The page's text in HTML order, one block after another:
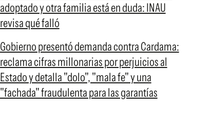
adoptado y otra familia está en duda: INAU
revisa qué falló
Gobierno presentó demanda contra Cardama:
reclama cifras millonarias por perjuicios al
Estado y detalla "dolo", "mala fe" y una
"fachada" fraudulenta para las garantías